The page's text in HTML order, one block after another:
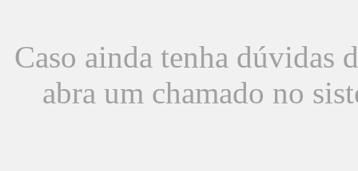
Caso ainda tenha dúvidas
abra um chamado no